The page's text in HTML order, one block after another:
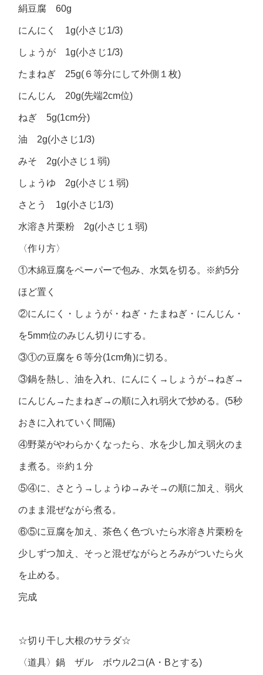
絹豆腐 60g
にんにく 1g(小さじ1/3)
しょうが 1g(小さじ1/3)
たまねぎ 25g(６等分にして外側１枚)
にんじん 20g(先端2cm位)
ねぎ 5g(1cm分)
油 2g(小さじ1/3)
みそ 2g(小さじ１弱)
しょうゆ 2g(小さじ１弱)
さとう 1g(小さじ1/3)
水溶き片栗粉 2g(小さじ１弱)
〈作り方〉
①木綿豆腐をペーパーで包み、水気を切る。※約5分
ほど置く
②にんにく・しょうが・ねぎ・たまねぎ・にんじん・
を5mm位のみじん切りにする。
③①の豆腐を６等分(1cm角)に切る。
③鍋を熱し、油を入れ、にんにく→しょうが→ねぎ→
にんじん→たまねぎ→の順に入れ弱火で炒める。(5秒
おきに入れていく間隔)
④野菜がやわらかくなったら、水を少し加え弱火のま
ま煮る。※約１分
⑤④に、さとう→しょうゆ→みそ→の順に加え、弱火
のまま混ぜながら煮る。
⑥⑤に豆腐を加え、茶色く色づいたら水溶き片栗粉を
少しずつ加え、そっと混ぜながらとろみがついたら火
を止める。
完成
☆切り干し大根のサラダ☆
〈道具〉鍋 ザル ボウル2コ(A・Bとする)